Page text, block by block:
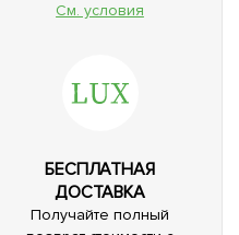
См. условия
БЕСПЛАТНАЯ
ДОСТАВКА
Получайте полный